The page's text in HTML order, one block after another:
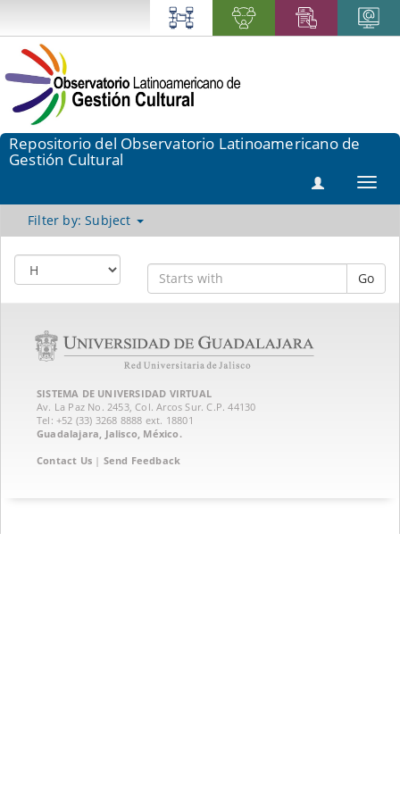
Repositorio del Observatorio Latinoamericano de
Gestión Cultural
Filter by: Subject
Go
SISTEMA DE UNIVERSIDAD VIRTUAL
Av. La Paz No. 2453, Col. Arcos Sur. C.P. 44130
Tel: +52 (33) 3268 8888‏ ext. 18801
Guadalajara, Jalisco, México.
Contact Us | Send Feedback